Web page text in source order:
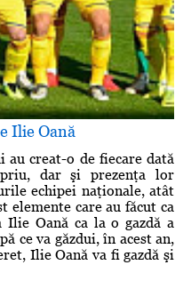
Ilie Oană
creat-o de fiecare dată
dar şi prezenţa lor
echipei naţionale, atât
elemente care au făcut ca
Ilie Oană ca la o gazdă a
ce va găzdui, în acest an,
Ilie Oană va fi gazdă şi